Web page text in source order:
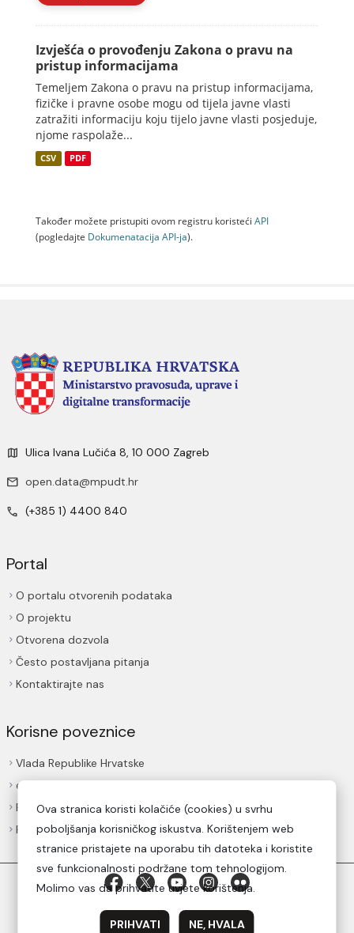
Izvješća o provođenju Zakona o pravu na
pristup informacijama
Temeljem Zakona o pravu na pristup informacijama,
fizičke i pravne osobe mogu od tijela javne vlasti
zatražiti informaciju koju tijelo javne vlasti posjeduje,
njome raspolaže...
CSV PDF
Također možete pristupiti ovom registru koristeći API
(pogledajte Dokumenаtаcijа API-jа).